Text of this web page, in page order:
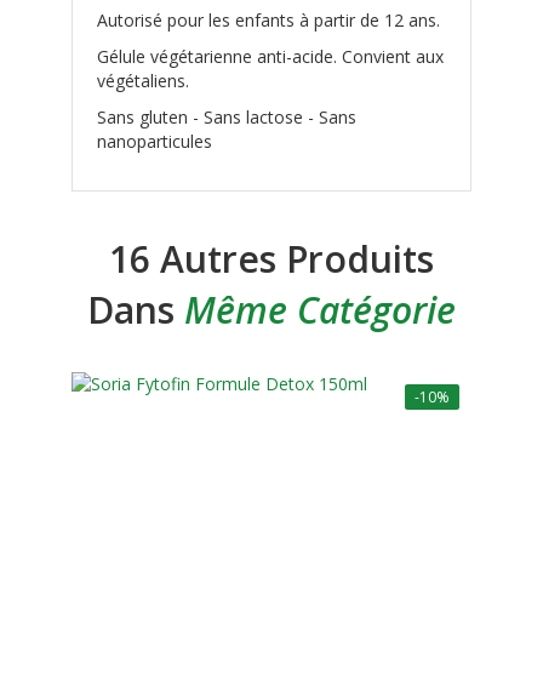
Autorisé pour les enfants à partir de 12 ans.
Gélule végétarienne anti-acide. Convient aux
végétaliens.
Sans gluten - Sans lactose - Sans
nanoparticules
16 Autres Produits
Dans Même Catégorie
-10%